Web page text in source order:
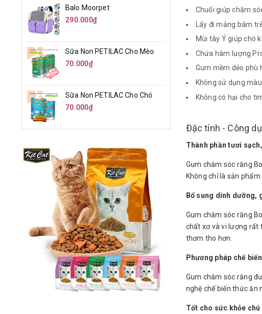
Chuối giúp chăm
Lấy đi mảng bám
Mùi tây Ý giúp chó
Chứa hàm lượng
Gum mềm dẻo phù
Không sử dụng
Không có hại cho
Đặc tính - Công
Thành phần tươi
Gum chăm sóc răng
Không chỉ là sản
Bổ sung dinh dưỡng,
Gum chăm sóc răng
chất xơ và vi lượng rất
thơm tho hơn.
Phương pháp chế
Gum chăm sóc răng
nghệ chế biến thức ăn
Tốt cho sức khỏe
Balo Moorpet
290.000₫
Sữa Non PETILAC Cho Mèo
70.000₫
Sữa Non PETILAC Cho Chó
70.000₫